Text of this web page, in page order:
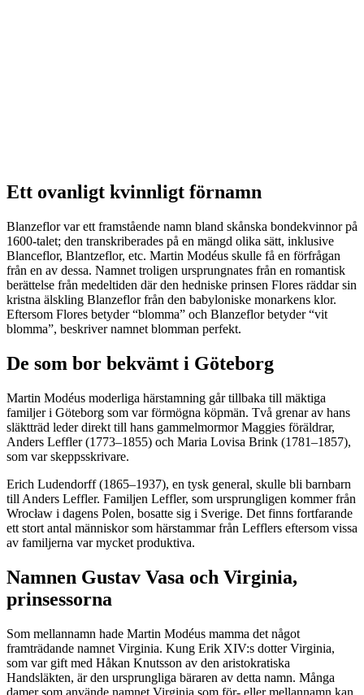
Ett ovanligt kvinnligt förnamn
Blanzeflor var ett framstående namn bland skånska bondekvinnor på
1600-talet; den transkriberades på en mängd olika sätt, inklusive
Blanceflor, Blantzeflor, etc. Martin Modéus skulle få en förfrågan
från en av dessa. Namnet troligen ursprungnates från en romantisk
berättelse från medeltiden där den hedniske prinsen Flores räddar sin
kristna älskling Blanzeflor från den babyloniske monarkens klor.
Eftersom Flores betyder “blomma” och Blanzeflor betyder “vit
blomma”, beskriver namnet blomman perfekt.
De som bor bekvämt i Göteborg
Martin Modéus moderliga härstamning går tillbaka till mäktiga
familjer i Göteborg som var förmögna köpmän. Två grenar av hans
släktträd leder direkt till hans gammelmormor Maggies föräldrar,
Anders Leffler (1773–1855) och Maria Lovisa Brink (1781–1857),
som var skeppsskrivare.
Erich Ludendorff (1865–1937), en tysk general, skulle bli barnbarn
till Anders Leffler. Familjen Leffler, som ursprungligen kommer från
Wrocław i dagens Polen, bosatte sig i Sverige. Det finns fortfarande
ett stort antal människor som härstammar från Lefflers eftersom vissa
av familjerna var mycket produktiva.
Namnen Gustav Vasa och Virginia,
prinsessorna
Som mellannamn hade Martin Modéus mamma det något
framträdande namnet Virginia. Kung Erik XIV:s dotter Virginia,
som var gift med Håkan Knutsson av den aristokratiska
Handsläkten, är den ursprungliga bäraren av detta namn. Många
damer som använde namnet Virginia som för- eller mellannamn kan